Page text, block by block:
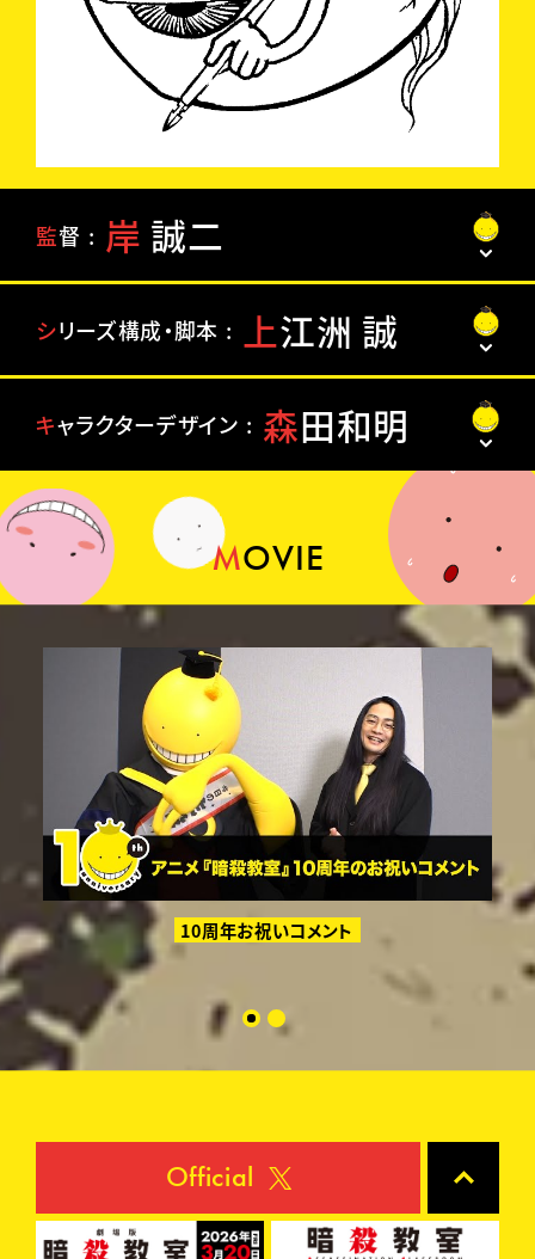
監督 岸 誠二
シリーズ構成・脚本 上江洲 誠
キャラクターデザイン 森田和明
MOVIE
10周年お祝いコメント
Official